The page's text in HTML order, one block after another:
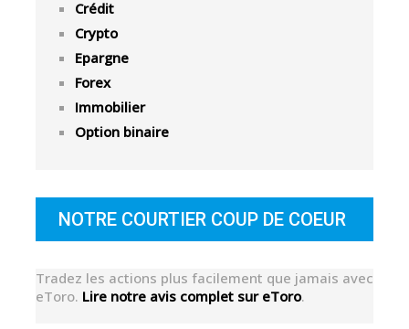
Crédit
Crypto
Epargne
Forex
Immobilier
Option binaire
NOTRE COURTIER COUP DE COEUR
Tradez les actions plus facilement que jamais avec
eToro. Lire notre avis complet sur eToro.